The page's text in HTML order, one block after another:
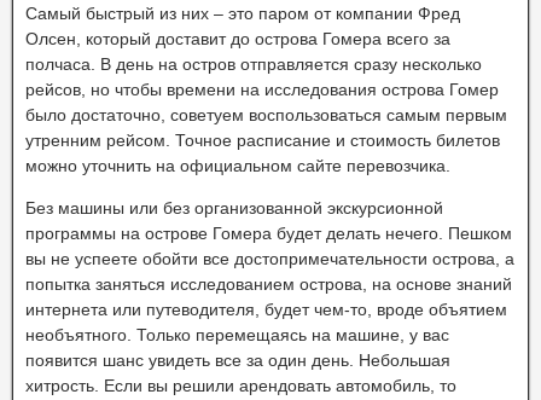
Самый быстрый из них – это паром от компании Фред
Олсен, который доставит до острова Гомера всего за
полчаса. В день на остров отправляется сразу несколько
рейсов, но чтобы времени на исследования острова Гомер
было достаточно, советуем воспользоваться самым первым
утренним рейсом. Точное расписание и стоимость билетов
можно уточнить на официальном сайте перевозчика.
Без машины или без организованной экскурсионной
программы на острове Гомера будет делать нечего. Пешком
вы не успеете обойти все достопримечательности острова, а
попытка заняться исследованием острова, на основе знаний
интернета или путеводителя, будет чем-то, вроде объятием
необъятного. Только перемещаясь на машине, у вас
появится шанс увидеть все за один день. Небольшая
хитрость. Если вы решили арендовать автомобиль, то